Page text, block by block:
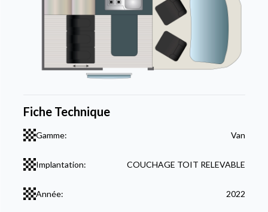
Fiche Technique
Gamme: Van
Implantation: COUCHAGE TOIT RELEVABLE
Année: 2022